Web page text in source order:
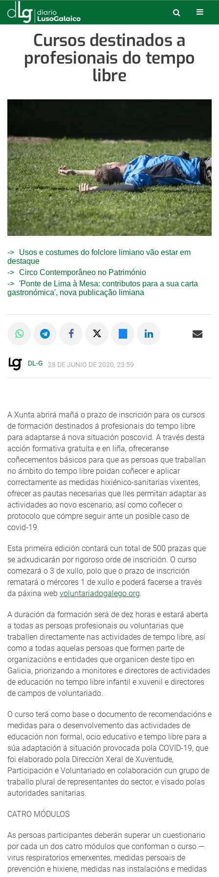
Cursos destinados a
profesionais do tempo
libre
Usos e costumes do folclore limiano vão estar em
destaque
Circo Contemporâneo no Património
'Ponte de Lima à Mesa: contributos para a sua carta
gastronómica', nova publicação limiana
DL-G 28 DE JUNIO DE 2020, 23:59
A Xunta abrirá mañá o prazo de inscrición para os cursos
de formación destinados á profesionais do tempo libre
para adaptarse á nova situación poscovid. A través desta
acción formativa gratuíta e en liña, ofreceranse
coñecementos básicos para que as persoas que traballan
no ámbito do tempo libre poidan coñecer e aplicar
correctamente as medidas hixiénico-sanitarias vixentes,
ofrecer as pautas necesarias que lles permitan adaptar as
actividades ao novo escenario, así como coñecer o
protocolo que cómpre seguir ante un posible caso de
covid-19.
Esta primeira edición contará cun total de 500 prazas que
se adxudicarán por rigoroso orde de inscrición. O curso
comezará o 3 de xullo, polo que o prazo de inscrición
rematará o mércores 1 de xullo e poderá facerse a través
da páxina web voluntariadogalego.org.
A duración da formación será de dez horas e estará aberta
a todas as persoas profesionais ou voluntarias que
traballen directamente nas actividades de tempo libre, así
como a todas aquelas persoas que formen parte de
organizacións e entidades que organicen deste tipo en
Galicia, priorizando a monitores e directores de actividades
de educación no tempo libre infantil e xuvenil e directores
de campos de voluntariado.
O curso terá como base o documento de recomendacións e
medidas para o desenvolvemento das actividades de
educación non formal, ocio educativo e tempo libre para a
súa adaptación á situación provocada pola COVID-19, que
foi elaborado pola Dirección Xeral de Xuventude,
Participación e Voluntariado en colaboración cun grupo de
traballo plural de representantes do sector, e visado polas
autoridades sanitarias.
CATRO MÓDULOS
As persoas participantes deberán superar un cuestionario
por cada un dos catro módulos que conforman o curso —
virus respiratorios emerxentes, medidas persoais de
prevención e hixiene, medidas nas instalacións e medidas